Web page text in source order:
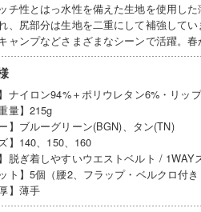
チ性とはっ水性を備えた生地を使用し
、尻部分は生地を二重にして補強して
ャンプなどさまざまなシーンで活躍。春
】ナイロン94%＋ポリウレタン6%・リッ
量】215g
ー】ブルーグリーン(BGN)、タン(TN)
】140、150、160
】脱ぎ着しやすいウエストベルト /
ット】5個（腰2、フラップ・ベルクロ付
】薄手